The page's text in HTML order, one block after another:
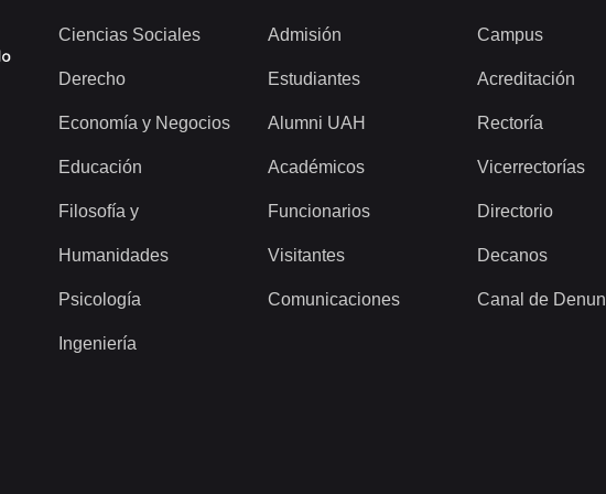
Ciencias Sociales
Derecho
Economía y Negocios
Educación
Filosofía y
Humanidades
Psicología
Ingeniería
Admisión
Estudiantes
Alumni UAH
Académicos
Funcionarios
Visitantes
Comunicaciones
Campus
Acreditación
Rectoría
Vicerrectorías
Directorio
Decanos
Canal de